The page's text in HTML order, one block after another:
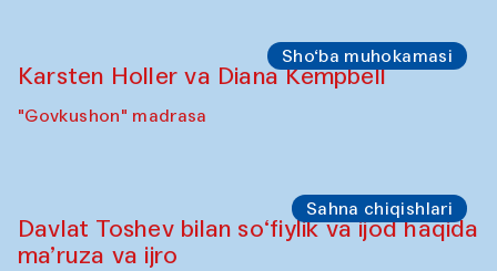
Sho‘ba muhokamasi
Karsten Holler va Diana Kempbell
"Govkushon" madrasa
Sahna chiqishlari
Davlat Toshev bilan so‘fiylik va ijod haqida
ma’ruza va ijro